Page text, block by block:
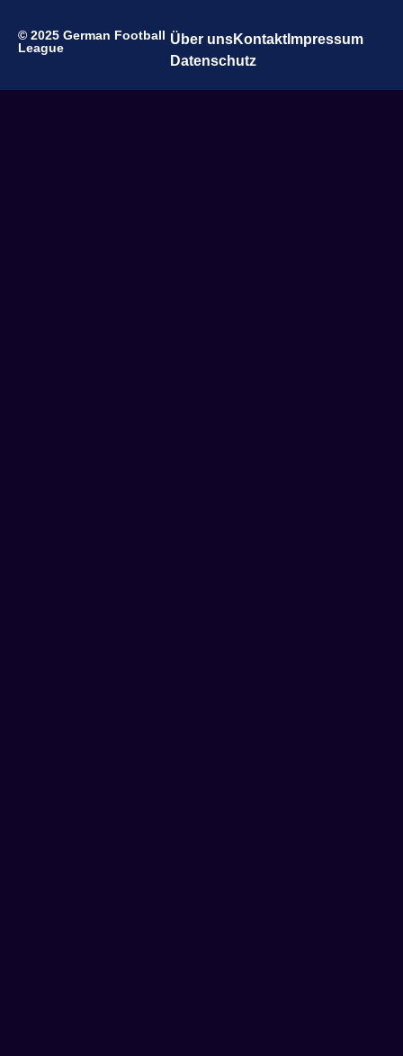
© 2025 German Football
League
Über unsKontaktImpressum
Datenschutz